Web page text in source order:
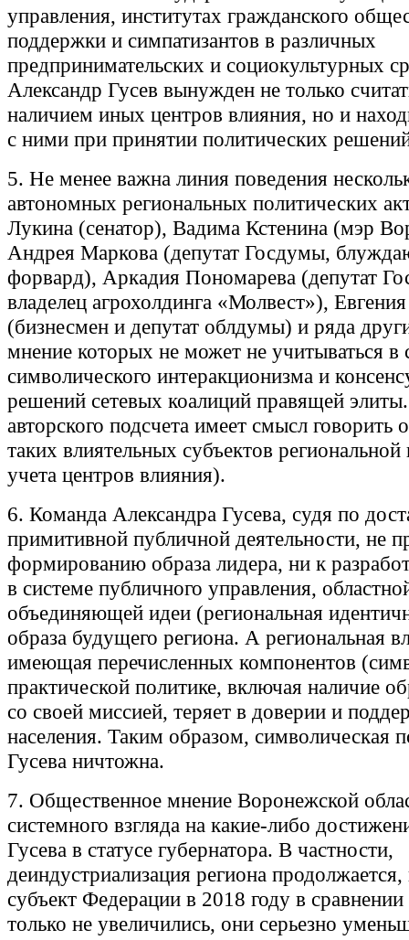
управления, институтах гражданского
поддержки и симпатизантов в различных
предпринимательских и социокультурных
Александр Гусев вынужден не только
наличием иных центров влияния, но и
с ними при принятии политических
5. Не менее важна линия поведения
автономных региональных политических
Лукина (сенатор), Вадима Кстенина (мэр
Андрея Маркова (депутат Госдумы,
форвард), Аркадия Пономарева (депутат
владелец агрохолдинга «Молвест»),
(бизнесмен и депутат облдумы) и ряда
мнение которых не может не учитываться в
символического интеракционизма и
решений сетевых коалиций правящей
авторского подсчета имеет смысл говорить
таких влиятельных субъектов
учета центров влияния).
6. Команда Александра Гусева, судя по
примитивной публичной деятельности, не
формированию образа лидера, ни к
в системе публичного управления,
объединяющей идеи (региональная
образа будущего региона. А региональная
имеющая перечисленных компонентов
практической политике, включая наличие
со своей миссией, теряет в доверии и
населения. Таким образом, символическая
Гусева ничтожна.
7. Общественное мнение Воронежской
системного взгляда на какие-либо
Гусева в статусе губернатора. В частности,
деиндустриализация региона
субъект Федерации в 2018 году в
только не увеличились, они серьезно